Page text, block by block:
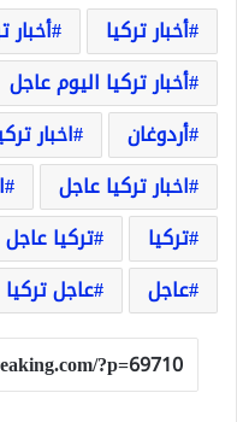
أخبار تركيا
أخبار
أخبار تركيا اليوم عاجل
أردوغان
اخبار
اخبار تركيا عاجل
تركيا
تركيا عاجل
عاجل
عاجل تركيا